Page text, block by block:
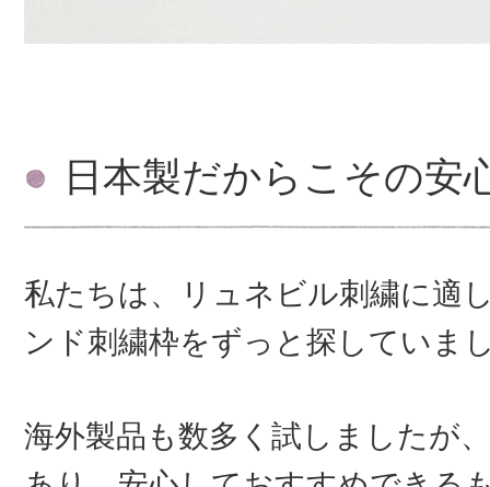
日本製だからこその安
私たちは、リュネビル刺繍に適
ンド刺繍枠をずっと探していま
海外製品も数多く試しましたが